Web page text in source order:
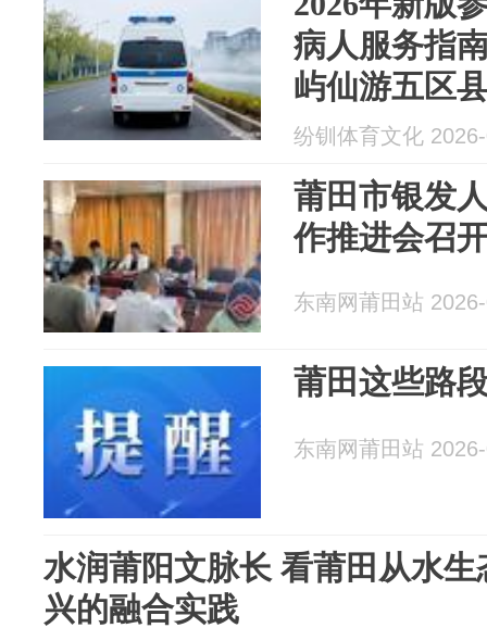
病人服务指
屿仙游五区
纷钏体育文化
莆田市银发
作推进会召
东南网莆田站
莆田这些路
东南网莆田站
水润莆阳文脉长 看莆田从水
兴的融合实践